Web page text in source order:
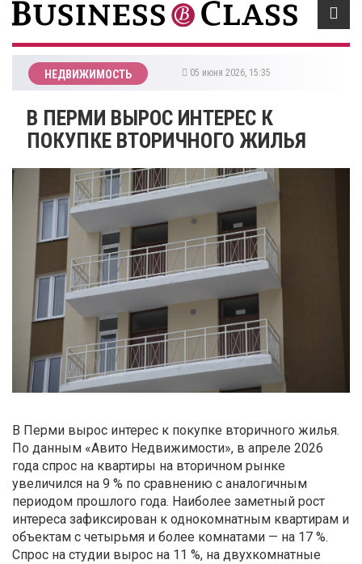
НЕДВИЖИМОСТЬ 05 июня 2026, 15:35
В ПЕРМИ ВЫРОС ИНТЕРЕС К
ПОКУПКЕ ВТОРИЧНОГО ЖИЛЬЯ
В Перми вырос интерес к покупке вторичного жилья.
По данным «Авито Недвижимости», в апреле 2026
года спрос на квартиры на вторичном рынке
увеличился на 9 % по сравнению с аналогичным
периодом прошлого года. Наиболее заметный рост
интереса зафиксирован к однокомнатным квартирам и
объектам с четырьмя и более комнатами — на 17 %.
Спрос на студии вырос на 11 %, на двухкомнатные